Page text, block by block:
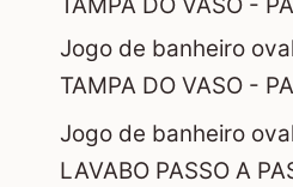
Jogo de banheiro
TAMPA DO VASO -
Jogo de banheiro
LAVABO PASSO A